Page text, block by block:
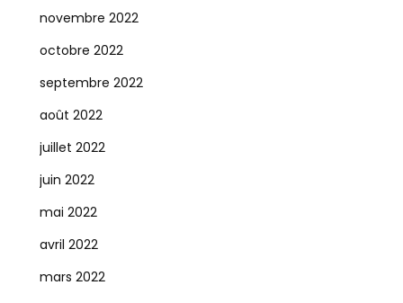
novembre 2022
octobre 2022
septembre 2022
août 2022
juillet 2022
juin 2022
mai 2022
avril 2022
mars 2022